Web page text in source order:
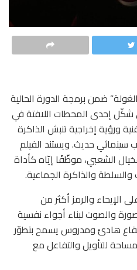
ضمن برمجة الدورة الحالية
شكّل إحدى المحطات اللافتة في
ورؤية إخراجية تنبش الذاكرة
سينمائي حديث. ويستند الفيلم
الشعبي، موظّفًا إيّاه كأداة
والذاكرة الجماعية.
الإيحاء والرمز أكثر من
والصوت لبناء أجواء نفسية
هادئ ومدروس يسمح بتطوّر
مساحة للتأويل والتفاعل مع